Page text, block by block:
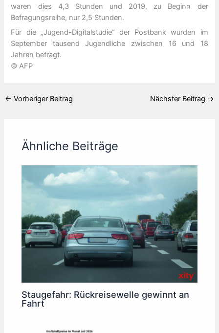
waren dies 4,3 Stunden und 2019, zu Beginn der
Befragungsreihe, nur 2,5 Stunden.
Für die „Jugend-Digitalstudie“ der Postbank wurden im
September tausend Jugendliche zwischen 16 und 18
Jahren befragt.
© AFP
← Vorheriger Beitrag Nächster Beitrag →
Ähnliche Beiträge
Staugefahr: Rückreisewelle gewinnt an
Fahrt